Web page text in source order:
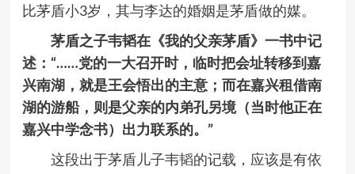
比茅盾小3岁，其与李达的婚姻是茅盾做的媒。
茅盾之子韦韬在《我的父亲茅盾》一书中记
述：“……党的一大召开时，临时把会址转移到嘉
兴南湖，就是王会悟出的主意；而在嘉兴租借南
湖的游船，则是父亲的内弟孔另境（当时他正在
嘉兴中学念书）出力联系的。”
这段出于茅盾儿子韦韬的记载，应该是有依